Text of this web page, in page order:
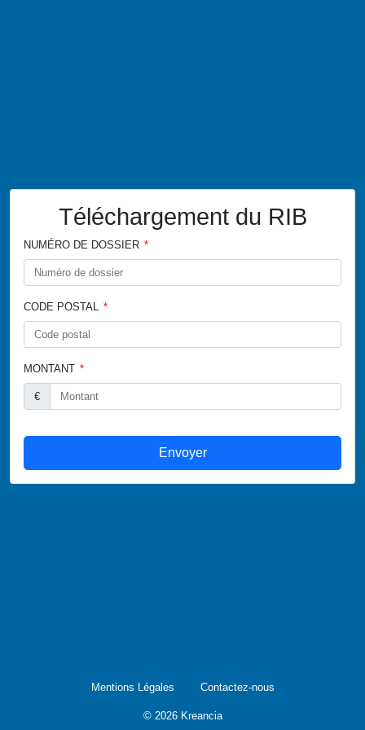
Téléchargement du RIB
NUMÉRO DE DOSSIER
CODE POSTAL
MONTANT
€
Envoyer
Mentions Légales Contactez-nous
© 2026 Kreancia